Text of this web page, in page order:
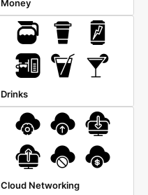
Money
Drinks
Cloud Networking